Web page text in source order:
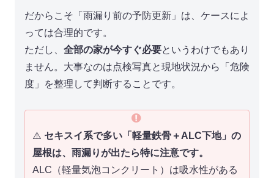
だからこそ「雨漏り前の予防更新」は、ケースによ
っては合理的です。
ただし、 全部の家が今すぐ必要というわけでもあり
ません。大事なのは点検写真と現地状況から「危険
度」を整理して判断することです。
⚠️ セキスイ系で多い「軽量鉄骨＋ALC下地」の
屋根は、雨漏りが出たら特に注意です。
ALC（軽量気泡コンクリート）は吸水性がある